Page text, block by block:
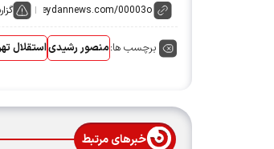
برچسب ها:منصور رشیدیاستقلال
خبرهای مرتبط